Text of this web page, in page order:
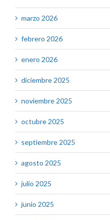
marzo 2026
febrero 2026
enero 2026
diciembre 2025
noviembre 2025
octubre 2025
septiembre 2025
agosto 2025
julio 2025
junio 2025